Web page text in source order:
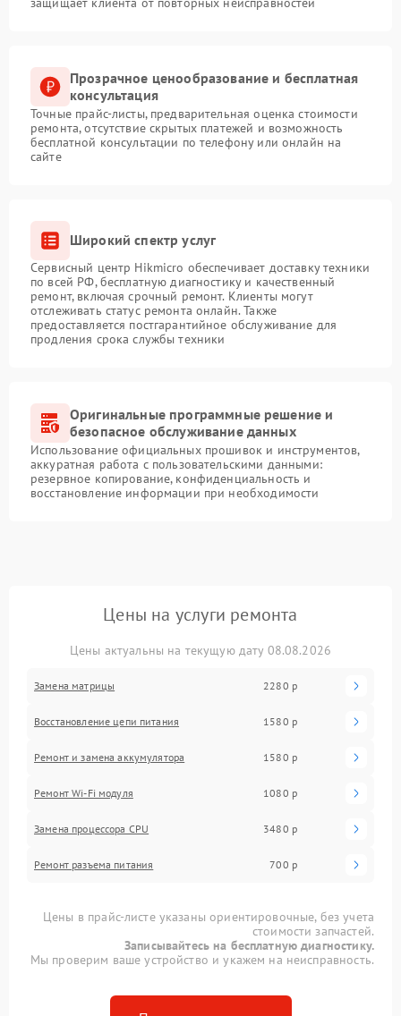
Прозрачное ценообразование и бесплатная
консультация
Точные прайс-листы, предварительная оценка стоимости
ремонта, отсутствие скрытых платежей и возможность
бесплатной консультации по телефону или онлайн на
сайте
Широкий спектр услуг
Сервисный центр Hikmicro обеспечивает доставку техники
по всей РФ, бесплатную диагностику и качественный
ремонт, включая срочный ремонт. Клиенты могут
отслеживать статус ремонта онлайн. Также
предоставляется постгарантийное обслуживание для
продления срока службы техники
Оригинальные программные решение и
безопасное обслуживание данных
Использование официальных прошивок и инструментов,
аккуратная работа с пользовательскими данными:
резервное копирование, конфиденциальность и
восстановление информации при необходимости
Цены на услуги ремонта
Цены актуальны на текущую дату 08.08.2026
Замена матрицы 2280 р
Восстановление цепи питания 1580 р
Ремонт и замена аккумулятора 1580 р
Ремонт Wi-Fi модуля 1080 р
Замена процессора CPU 3480 р
Ремонт разъема питания 700 р
Цены в прайс-листе указаны ориентировочные, без учета
стоимости запчастей.
Записывайтесь на бесплатную диагностику.
Мы проверим ваше устройство и укажем на неисправность.